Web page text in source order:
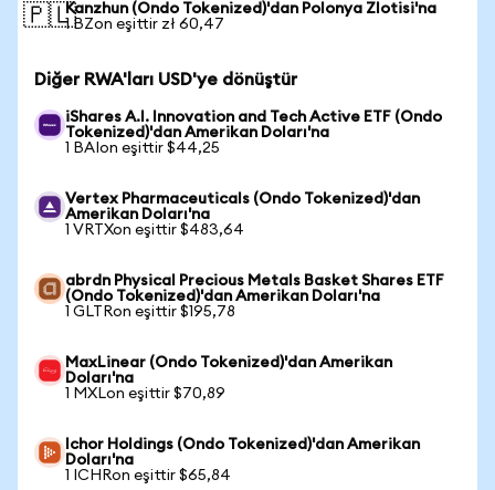
🇵🇱Kanzhun (Ondo Tokenized)'dan Polonya Zlotisi'na
1 BZon eşittir zł 60,47
Diğer RWA'ları USD'ye dönüştür
iShares A.I. Innovation and Tech Active ETF (Ondo
Tokenized)'dan Amerikan Doları'na
1 BAIon eşittir $44,25
Vertex Pharmaceuticals (Ondo Tokenized)'dan
Amerikan Doları'na
1 VRTXon eşittir $483,64
abrdn Physical Precious Metals Basket Shares ETF
(Ondo Tokenized)'dan Amerikan Doları'na
1 GLTRon eşittir $195,78
MaxLinear (Ondo Tokenized)'dan Amerikan
Doları'na
1 MXLon eşittir $70,89
Ichor Holdings (Ondo Tokenized)'dan Amerikan
Doları'na
1 ICHRon eşittir $65,84